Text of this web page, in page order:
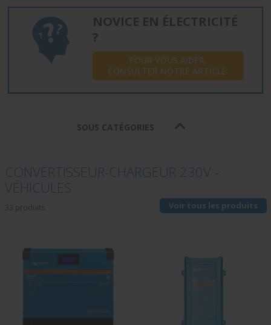
NOVICE EN ÉLECTRICITÉ
?
POUR VOUS AIDER,
CONSULTER NOTRE ARTICLE.
SOUS CATÉGORIES
CONVERTISSEUR-CHARGEUR 230V -
VÉHICULES
33 produits Voir tous les produits